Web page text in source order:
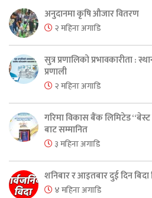
अनुदानमा कृषि औजार वितरण
२ महिना अगाडि
सुत्र प्रणालिको प्रभावकारीता :
प्रणाली
२ महिना अगाडि
गरिमा विकास बैंक लिमिटेड
बाट सम्मानित
३ महिना अगाडि
शनिबार र आइतबार दुई दिन
४ महिना अगाडि